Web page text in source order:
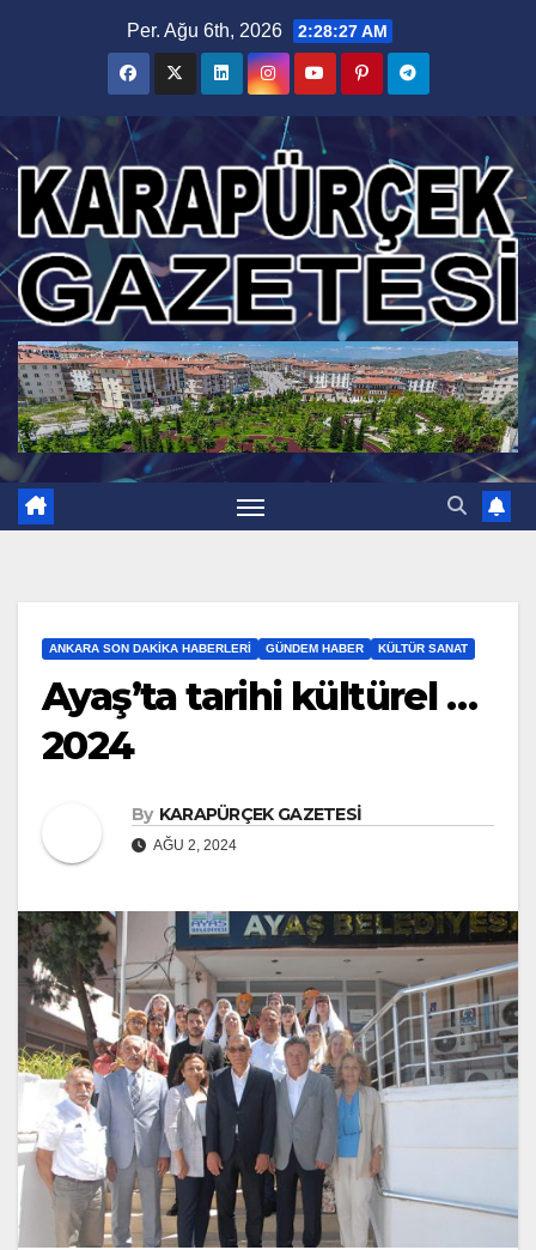
Per. Ağu 6th, 2026 2:28:28 AM
ANKARA SON DAKIKA HABERLERI GÜNDEM HABER KÜLTÜR SANAT
Ayaş’ta tarihi kültürel …
2024
By KARAPÜRÇEK GAZETESİ
AĞU 2, 2024